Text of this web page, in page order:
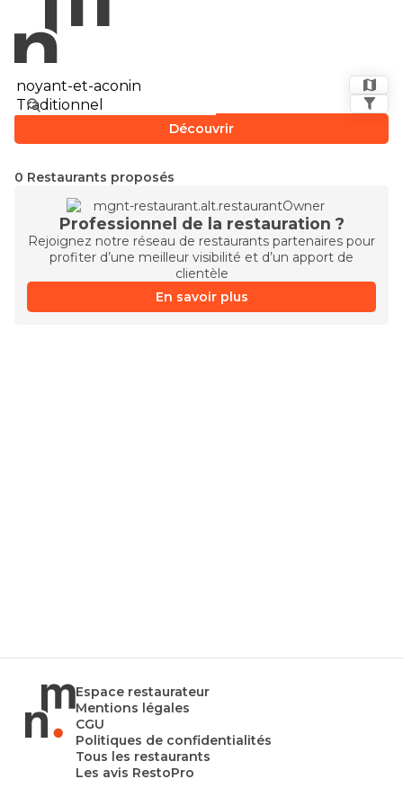
Découvrir
0 Restaurants proposés
Professionnel de la restauration ?
Rejoignez notre réseau de restaurants partenaires pour
profiter d’une meilleur visibilité et d’un apport de
clientèle
En savoir plus
Espace restaurateur
Mentions légales
CGU
Politiques de confidentialités
Tous les restaurants
Les avis RestoPro